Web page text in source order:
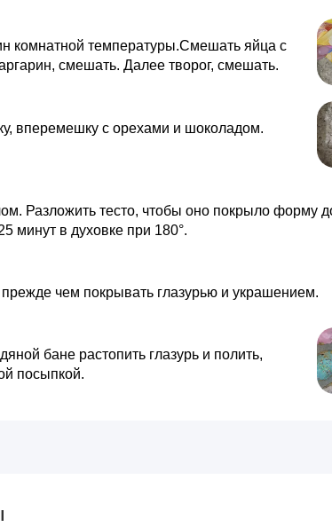
комнатной температуры.Смешать яйца с
смешать. Далее творог, смешать.
вперемешку с орехами и шоколадом.
Разложить тесто, чтобы оно покрыло форму
минут в духовке при 180°.
прежде чем покрывать глазурью и украшением.
бане растопить глазурь и полить,
посыпкой.